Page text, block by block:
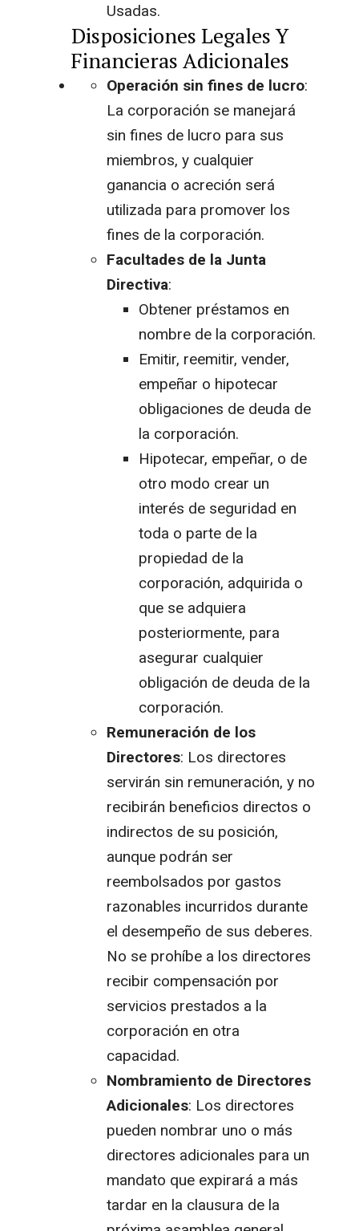
Usadas.
Disposiciones Legales Y
Financieras Adicionales
Operación sin fines de lucro:
La corporación se manejará
sin fines de lucro para sus
miembros, y cualquier
ganancia o acreción será
utilizada para promover los
fines de la corporación.
Facultades de la Junta
Directiva:
Obtener préstamos en
nombre de la corporación.
Emitir, reemitir, vender,
empeñar o hipotecar
obligaciones de deuda de
la corporación.
Hipotecar, empeñar, o de
otro modo crear un
interés de seguridad en
toda o parte de la
propiedad de la
corporación, adquirida o
que se adquiera
posteriormente, para
asegurar cualquier
obligación de deuda de la
corporación.
Remuneración de los
Directores: Los directores
servirán sin remuneración, y no
recibirán beneficios directos o
indirectos de su posición,
aunque podrán ser
reembolsados por gastos
razonables incurridos durante
el desempeño de sus deberes.
No se prohíbe a los directores
recibir compensación por
servicios prestados a la
corporación en otra
capacidad.
Nombramiento de Directores
Adicionales: Los directores
pueden nombrar uno o más
directores adicionales para un
mandato que expirará a más
tardar en la clausura de la